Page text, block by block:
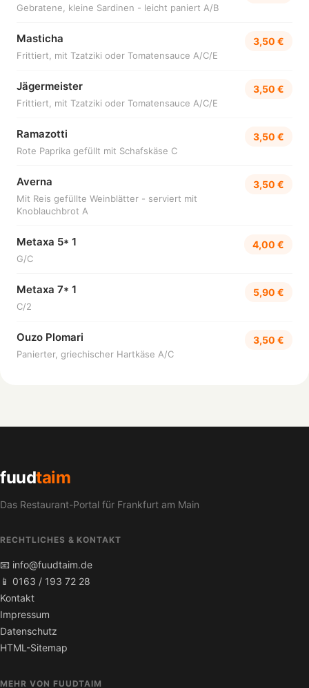
Gebratene, kleine Sardinen - leicht paniert A/B
Masticha
Frittiert, mit Tzatziki oder Tomatensauce A/C/E
3,50 €
Jägermeister
Frittiert, mit Tzatziki oder Tomatensauce A/C/E
3,50 €
Ramazotti
Rote Paprika gefüllt mit Schafskäse C
3,50 €
Averna
Mit Reis gefüllte Weinblätter - serviert mit
Knoblauchbrot A
3,50 €
Metaxa 5* 1
G/C
4,00 €
Metaxa 7* 1
C/2
5,90 €
Ouzo Plomari
Panierter, griechischer Hartkäse A/C
3,50 €
fuudtaim
Das Restaurant-Portal für Frankfurt am Main
RECHTLICHES & KONTAKT
📧 info@fuudtaim.de
📱 0163 / 193 72 28
Kontakt
Impressum
Datenschutz
HTML-Sitemap
MEHR VON FUUDTAIM